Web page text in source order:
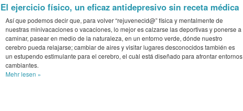
El ejercicio físico, un eficaz antidepresivo sin receta médica
Así que podemos decir que, para volver “rejuvenecid@” física y mentalmente de
nuestras minivacaciones o vacaciones, lo mejor es calzarse las deportivas y ponerse a
caminar, pasear en medio de la naturaleza, en un entorno verde, dónde nuestro
cerebro pueda relajarse; cambiar de aires y visitar lugares desconocidos también es
un estupendo estimulante para el cerebro, el cuàl está diseñado para afrontar entornos
cambiantes.
Mehrlesen »